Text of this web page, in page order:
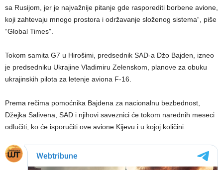
sa Rusijom, jer je najvažnije pitanje gde rasporediti borbene avione,
koji zahtevaju mnogo prostora i održavanje složenog sistema“, piše
“Global Times”.
Tokom samita G7 u Hirošimi, predsednik SAD-a Džo Bajden, izneo
je predsedniku Ukrajine Vladimiru Zelenskom, planove za obuku
ukrajinskih pilota za letenje aviona F-16.
Prema rečima pomoćnika Bajdena za nacionalnu bezbednost,
Džejka Salivena, SAD i njihovi saveznici će tokom narednih meseci
odlučiti, ko će isporučiti ove avione Kijevu i u kojoj količini.